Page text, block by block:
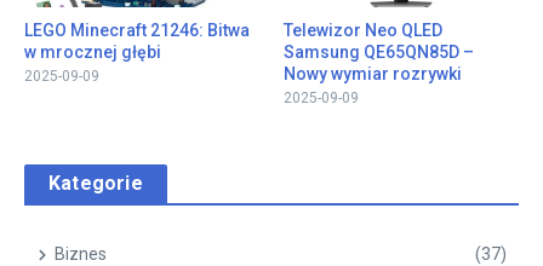
LEGO Minecraft 21246: Bitwa
w mrocznej głębi
2025-09-09
Telewizor Neo QLED
Samsung QE65QN85D –
Nowy wymiar rozrywki
2025-09-09
Kategorie
Biznes (37)